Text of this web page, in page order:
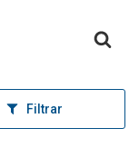
Filtrar